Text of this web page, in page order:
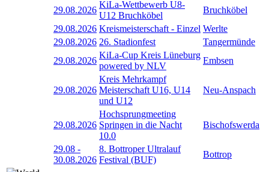
29.08.2026
KiLa-Wettbewerb U8-
U12 Bruchköbel
Bruchköbel
29.08.2026 Kreismeisterschaft - Einzel Werlte
29.08.2026 26. Stadionfest
Tangermünde
29.08.2026
KiLa-Cup Kreis Lüneburg
powered by NLV
Embsen
29.08.2026
Kreis Mehrkampf
Meisterschaft U16, U14
und U12
Neu-Anspach
29.08.2026
Hochsprungmeeting
Springen in die Nacht
10.0
Bischofswerda
29.08 -
30.08.2026
8. Bottroper Ultralauf
Festival (BUF)
Bottrop